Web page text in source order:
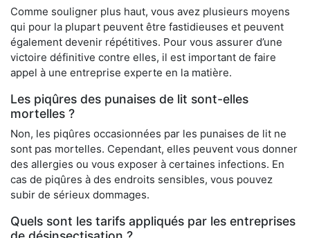
Comme souligner plus haut, vous avez plusieurs moyens
qui pour la plupart peuvent être fastidieuses et peuvent
également devenir répétitives. Pour vous assurer d’une
victoire définitive contre elles, il est important de faire
appel à une entreprise experte en la matière.
Les piqûres des punaises de lit sont-elles
mortelles ?
Non, les piqûres occasionnées par les punaises de lit ne
sont pas mortelles. Cependant, elles peuvent vous donner
des allergies ou vous exposer à certaines infections. En
cas de piqûres à des endroits sensibles, vous pouvez
subir de sérieux dommages.
Quels sont les tarifs appliqués par les entreprises